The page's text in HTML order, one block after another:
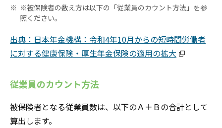
※被保険者の数え方は以下の「従業員のカウント方法」を参
照ください。
出典：日本年金機構：令和4年10月からの短時間労働者
に対する健康保険・厚生年金保険の適用の拡大
従業員のカウント方法
被保険者となる従業員数は、以下のＡ＋Ｂの合計として
算出します。